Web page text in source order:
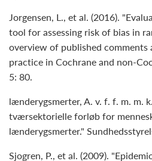
Jorgensen, L., et al. (2016).
tool for assessing risk of bias in
overview of published comments
practice in Cochrane and non-
5: 80.
lænderygsmerter, A. v. f. f. m. m.
tværsektorielle forløb for
lænderygsmerter."
Sjogren, P., et al. (2009).